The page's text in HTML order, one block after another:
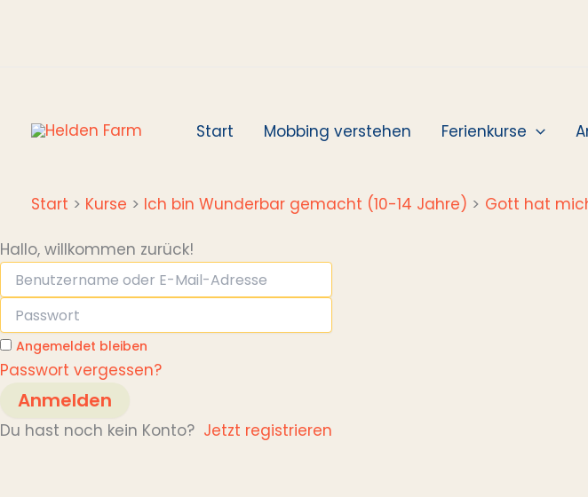
Start Mobbing verstehen Ferienkurse
Start Kurse Ich bin Wunderbar gemacht (10-14 Jahre) Gott hat
Hallo, willkommen zurück!
Angemeldet bleiben
Passwort vergessen?
Anmelden
Du hast noch kein Konto? Jetzt registrieren